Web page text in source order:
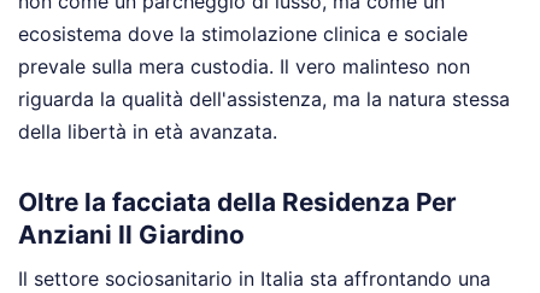
ecosistema dove la stimolazione clinica e sociale
prevale sulla mera custodia. Il vero malinteso non
riguarda la qualità dell'assistenza, ma la natura stessa
della libertà in età avanzata.
Oltre la facciata della Residenza Per
Anziani Il Giardino
Il settore sociosanitario in Italia sta affrontando una